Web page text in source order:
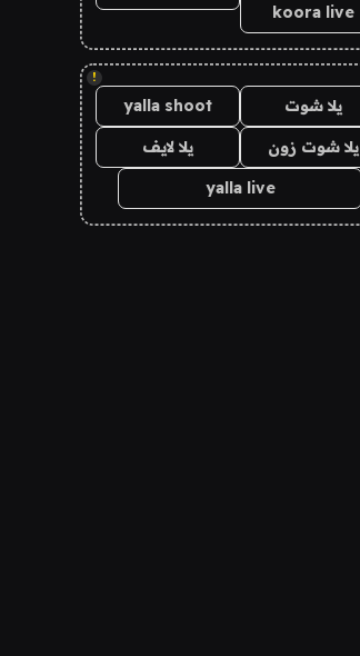
koora live
!
يلا شوت yalla shoot
يلا شوت زون يلا لايف
yalla live